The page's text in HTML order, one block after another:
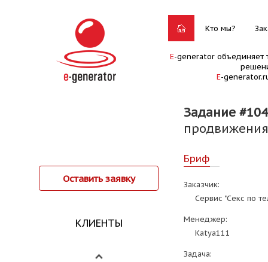
Кто мы?
E-generator объединяет
E-
Задание
Оставить заявку
КЛИЕНТЫ
Бриф
Заказчик:
Сервис "Секс по
Менеджер:
Katya111
Задача: